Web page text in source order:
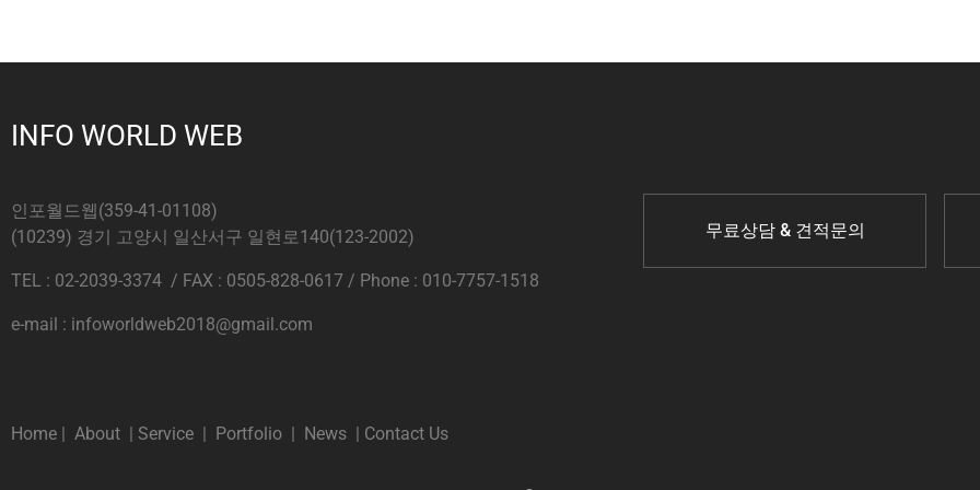
INFO WORLD WEB
인포월드웹(359-41-01108)
(10239) 경기 고양시 일산서구 일현로140(123-2002)
TEL : 02-2039-3374 / FAX : 0505-828-0617 / Phone : 010-7757-1518
e-mail : infoworldweb2018@gmail.com
무료상담 & 견적문의
Home | About | Service | Portfolio | News | Contact Us